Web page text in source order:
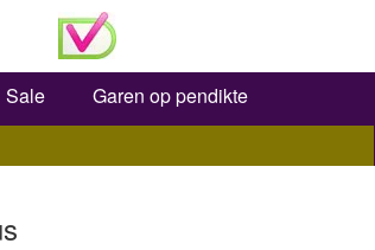
Sale Garen op pendikte